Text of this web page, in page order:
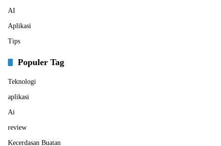
AI
Aplikasi
Tips
Populer Tag
Teknologi
aplikasi
Ai
review
Kecerdasan Buatan